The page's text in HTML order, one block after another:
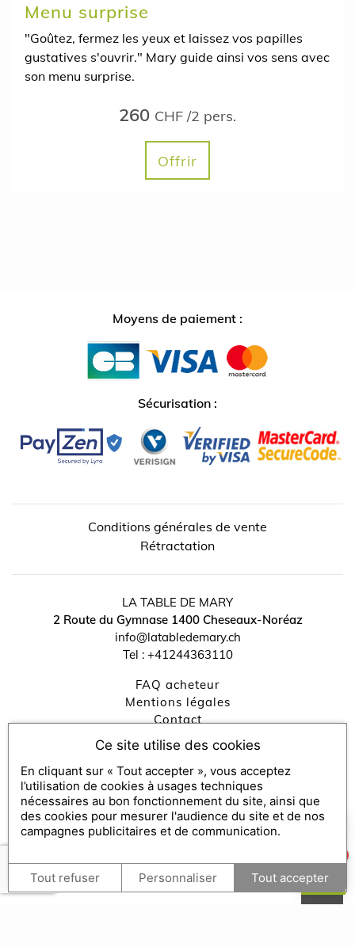
Menu surprise
"Goûtez, fermez les yeux et laissez vos papilles
gustatives s'ouvrir." Mary guide ainsi vos sens avec
son menu surprise.
260 CHF /2 pers.
Offrir
Moyens de paiement :
Sécurisation :
Conditions générales de vente
Rétractation
LA TABLE DE MARY
2 Route du Gymnase 1400 Cheseaux-Noréaz
info@latabledemary.ch
Tel : +41244363110
FAQ acheteur
Mentions légales
contact
Politique de Confidentialité
Gestion des cookies
Échanger / consulter mon bon et FAQ bénéficiaire
Console SecretBox ®, éditeur de la solution de chèques et
Partenaires médias :
SecretBox
Comment puis-je vous aider ?
Ce site utilise des cookies
En cliquant sur « Tout accepter », vous acceptez
l’utilisation de cookies à usages techniques
nécessaires au bon fonctionnement du site, ainsi que
des cookies pour mesurer l'audience du site et de nos
campagnes publicitaires et de communication.
Tout refuser Personnaliser Tout accepter